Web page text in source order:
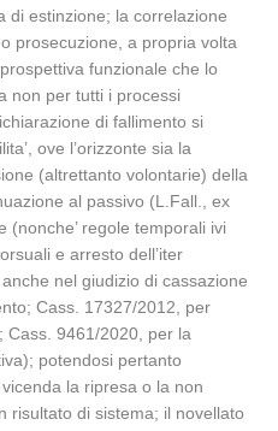
di estinzione; la correlazione
prosecuzione, a propria volta
funzionale che lo
non per tutti i processi
di fallimento si
ove l’orizzonte sia la
(altrettanto volontarie) della
al passivo (L.Fall., ex
(nonche’ regole temporali ivi
e arresto dell’iter
nel giudizio di cassazione
Cass. 17327/2012, per
Cass. 9461/2020, per la
potendosi pertanto
la ripresa o la non
risultato di sistema; il novellato